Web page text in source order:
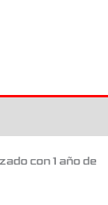
con 1 año de